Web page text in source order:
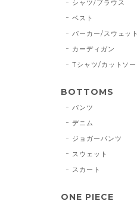
シャツ/ブラウス
ベスト
パーカー/スウェット
カーディガン
Tシャツ/カットソー
BOTTOMS
パンツ
デニム
ジョガーパンツ
スウェット
スカート
ONE PIECE